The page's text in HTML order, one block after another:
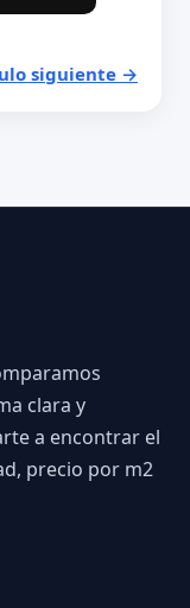
siguiente →
clara y
a encontrar el
precio por m2